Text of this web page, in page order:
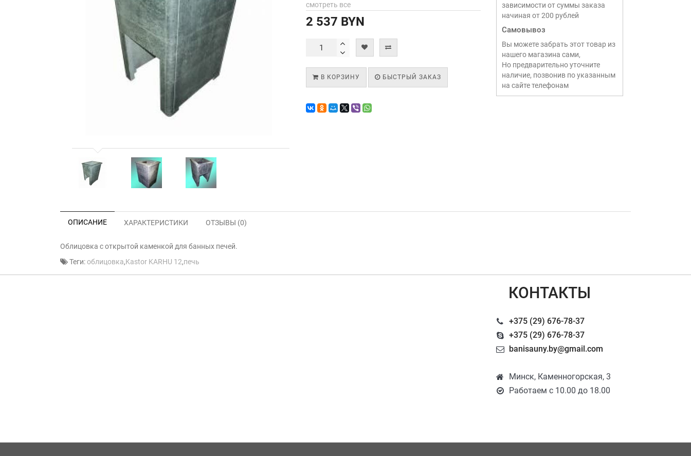
смотреть все
2 537 BYN
В КОРЗИНУ БЫСТРЫЙ ЗАКАЗ
зависимости от суммы заказа
начиная от 200 рублей
Самовывоз
Вы можете забрать этот товар из
нашего магазина сами,
Но предварительно уточните
наличие, позвонив по указанным
на сайте телефонам
ОПИСАНИЕ ХАРАКТЕРИСТИКИ ОТЗЫВЫ (0)
Облицовка с открытой каменкой для банных печей.
Теги:облицовка,Kastor KARHU 12,печь
КОНТАКТЫ
+375 (29) 676-78-37
+375 (29) 676-78-37
banisauny.by@gmail.com
Минск, Каменногорская, 3
Работаем с 10.00 до 18.00